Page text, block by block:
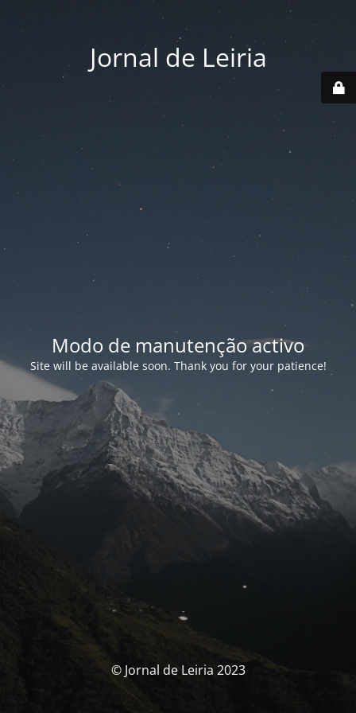
Jornal de Leiria
Modo de manutenção activo
Site will be available soon. Thank you for your patience!
© Jornal de Leiria 2023